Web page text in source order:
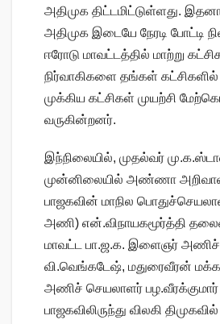
அதிமுக திட்டமிட்டுள்ளது.
அதிமுக இடையே நேரடி போட்டி
ஈரோடு மாவட்டத்தில் மாற்று
நிர்வாகிகளை தங்கள்
முக்கிய கட்சிகள் முயற்சி
வருகின்றனர்.
இந்நிலையில், முதல்வர்
முன்னிலையில் அண்ணா
பாஜகவின் மாநில
அணி) என்.விநாயகமூர்த்தி
மாவட்ட பா.ஜ.க. இளைஞர்
வி.வெங்கடேஷ், மதுரைவீரன்
அணிச் செயலாளர்
பாஜகவிலிருந்து விலகி